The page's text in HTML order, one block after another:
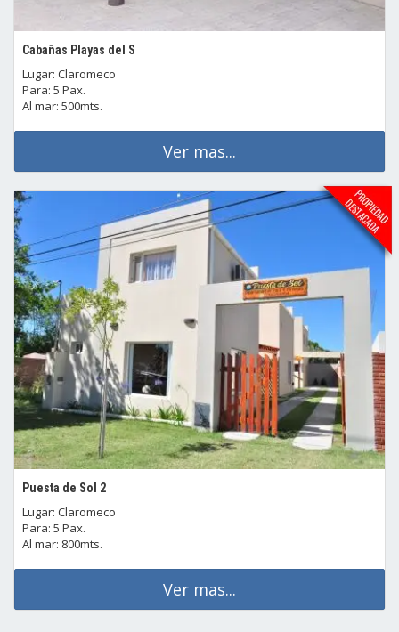
Cabañas Playas del S
Lugar: Claromeco
Para: 5 Pax.
Al mar: 500mts.
Ver mas...
Puesta de Sol 2
Lugar: Claromeco
Para: 5 Pax.
Al mar: 800mts.
Ver mas...